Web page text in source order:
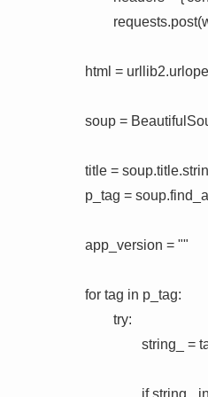
html =
soup =
title =
p_tag =
app_version = ""
for tag in p_tag:
        try:
if